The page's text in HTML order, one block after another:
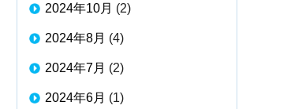
2024年10月 (2)
2024年8月 (4)
2024年7月 (2)
2024年6月 (1)